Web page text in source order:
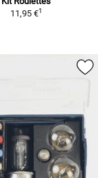
11,95 €1